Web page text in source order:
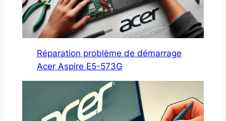
Réparation problème de démarrage
Acer Aspire E5-573G